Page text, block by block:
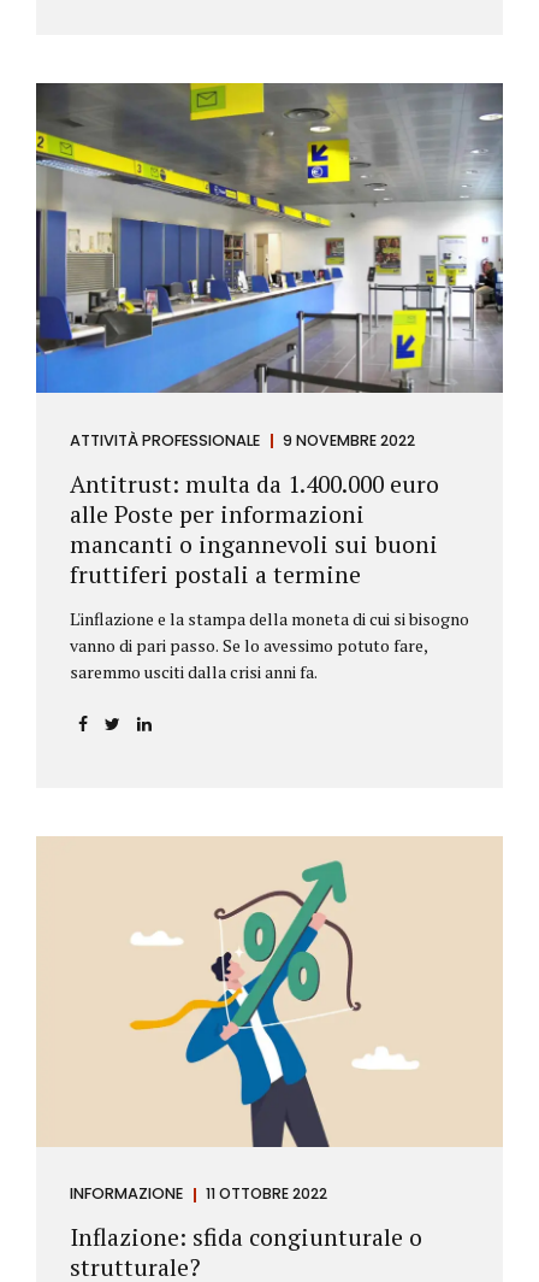
ATTIVITÀ PROFESSIONALE 9 NOVEMBRE 2022
Antitrust: multa da 1.400.000 euro
alle Poste per informazioni
mancanti o ingannevoli sui buoni
fruttiferi postali a termine
L'inflazione e la stampa della moneta di cui si bisogno
vanno di pari passo. Se lo avessimo potuto fare,
saremmo usciti dalla crisi anni fa.
INFORMAZIONE 11 OTTOBRE 2022
Inflazione: sfida congiunturale o
strutturale?